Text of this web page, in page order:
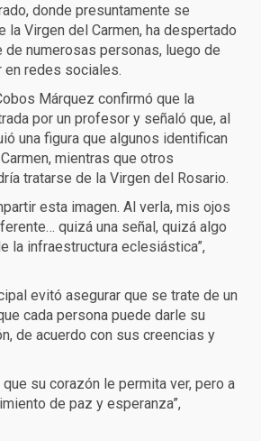
donde presuntamente se
la Virgen del Carmen, ha despertado
de numerosas personas, luego de
en redes sociales.
Márquez confirmó que la
por un profesor y señaló que, al
una figura que algunos identifican
mientras que otros
tratarse de la Virgen del Rosario.
esta imagen. Al verla, mis ojos
quizá una señal, quizá algo
la infraestructura eclesiástica”,
evitó asegurar que se trate de un
cada persona puede darle su
de acuerdo con sus creencias y
que su corazón le permita ver, pero a
de paz y esperanza”,